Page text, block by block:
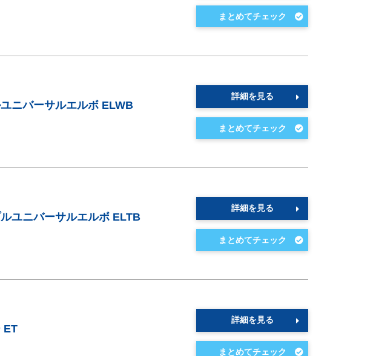
ニバーサルエルボ ELWB
詳細を見る
ユニバーサルエルボ ELTB
詳細を見る
ET
詳細を見る